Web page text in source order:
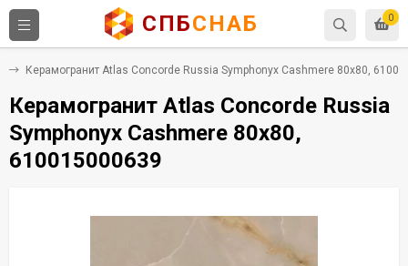
0
СПБСНАБ
Керамогранит Atlas Concorde Russia Symphonyx Cashmere 80x80,
Керамогранит Atlas Concorde Russia
Symphonyx Cashmere 80x80,
610015000639